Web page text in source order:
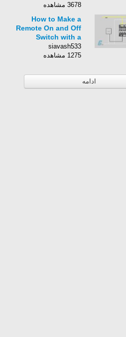
3678 مشاهده
How to Make a
Remote On and Off
Switch with a
Contactor - Latching
Circuit
siavash533
1275 مشاهده
ادامه